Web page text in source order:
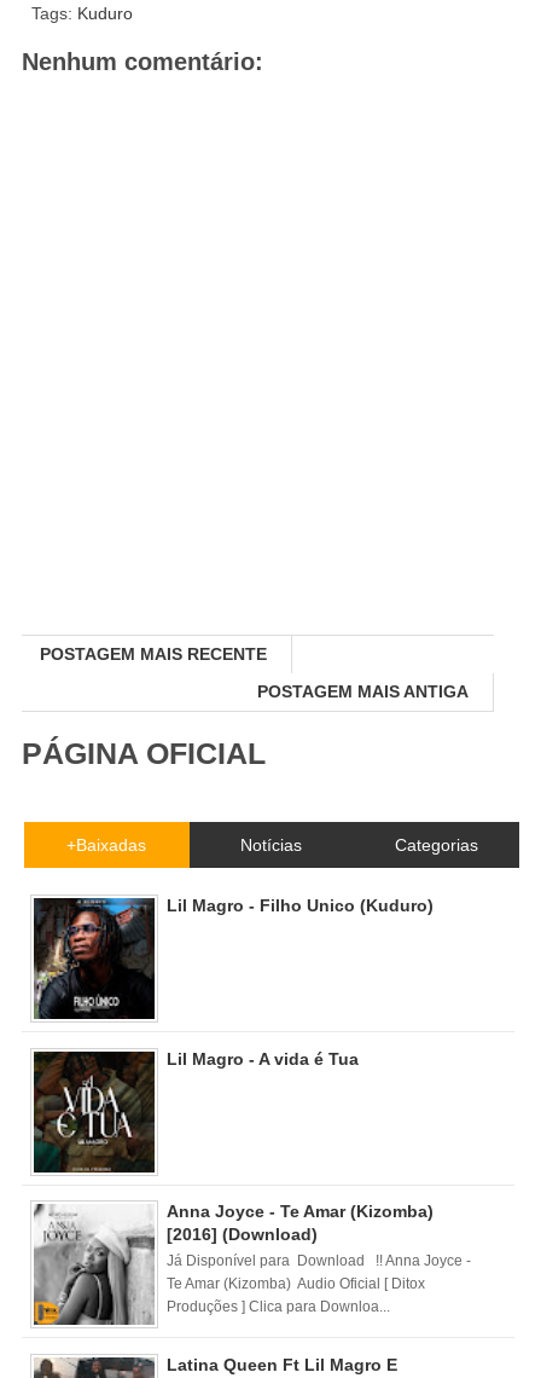
Tags: Kuduro
Nenhum comentário:
POSTAGEM MAIS RECENTE
POSTAGEM MAIS ANTIGA
PÁGINA OFICIAL
+Baixadas Notícias Categorias
Lil Magro - Filho Unico (Kuduro)
Lil Magro - A vida é Tua
Anna Joyce - Te Amar (Kizomba)
[2016] (Download)
Já Disponível para Download !! Anna Joyce -
Te Amar (Kizomba) Audio Oficial [ Ditox
Produções ] Clica para Downloa...
Latina Queen Ft Lil Magro E